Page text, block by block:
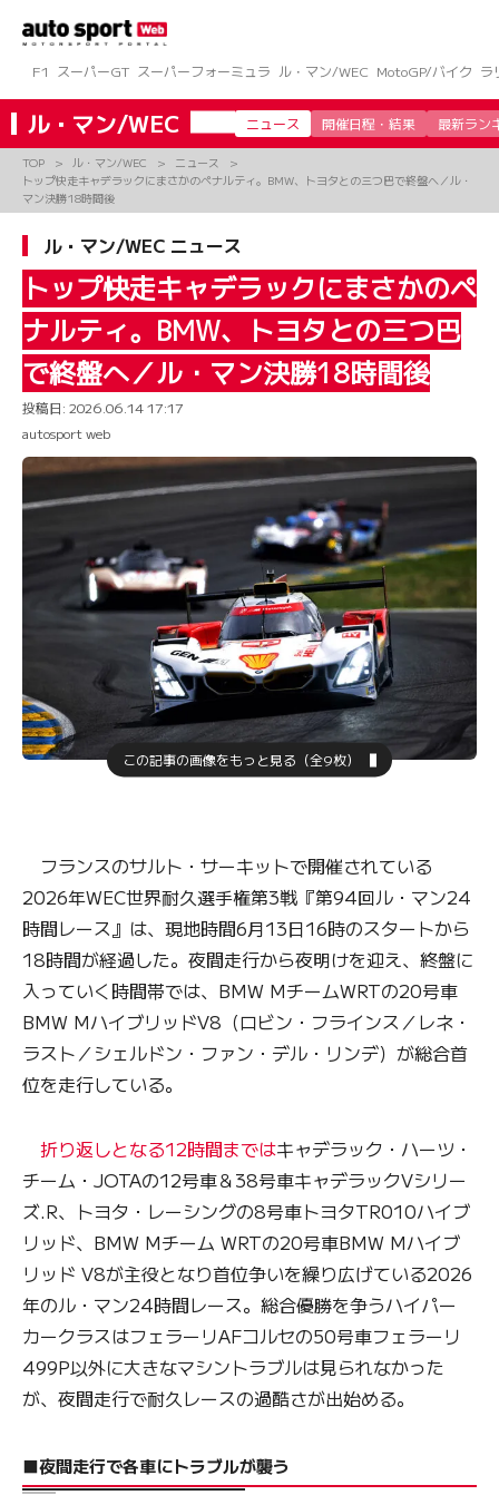
ツ
へ
ス
キ
F1 スーパーGT スーパーフォーミュラ ル・マン/WEC MotoGP/バイク ラ
ル・マン/WEC ニュース 開催日程・結果 最新ラン
TOP ル・マン/WEC
ニュース
トップ快走キャデラックにまさかのペナルティ。BMW、トヨタとの三つ巴で終盤へ／ル・
マン決勝18時間後
ル・マン/WEC ニュース
トップ快走キャデラックにまさかのペ
ナルティ。BMW、トヨタとの三つ巴
で終盤へ／ル・マン決勝18時間後
投稿日: 2026.06.14 17:17
autosport web
この記事の画像をもっと見る（全9枚）
フランスのサルト・サーキットで開催されている
2026年WEC世界耐久選手権第3戦『第94回ル・マン24
時間レース』は、現地時間6月13日16時のスタートから
18時間が経過した。夜間走行から夜明けを迎え、終盤に
入っていく時間帯では、BMW MチームWRTの20号車
BMW MハイブリッドV8（ロビン・フラインス／レネ・
ラスト／シェルドン・ファン・デル・リンデ）が総合首
位を走行している。
折り返しとなる12時間まではキャデラック・ハーツ・
チーム・JOTAの12号車＆38号車キャデラックVシリー
ズ.R、トヨタ・レーシングの8号車トヨタTR010ハイブ
リッド、BMW Mチーム WRTの20号車BMW Mハイブ
リッド V8が主役となり首位争いを繰り広げている2026
年のル・マン24時間レース。総合優勝を争うハイパー
カークラスはフェラーリAFコルセの50号車フェラーリ
499P以外に大きなマシントラブルは見られなかった
が、夜間走行で耐久レースの過酷さが出始める。
■夜間走行で各車にトラブルが襲う